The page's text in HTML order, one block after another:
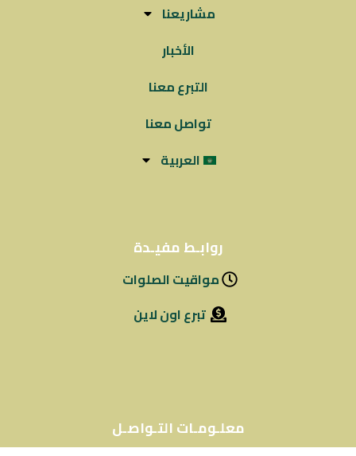
مشاريعنا
الأخبار
التبرع معنا
تواصل معنا
العربية
روابـط مفيـدة
مواقيت الصلوات
تبرع اون لاين
معلـومـات التـواصـل